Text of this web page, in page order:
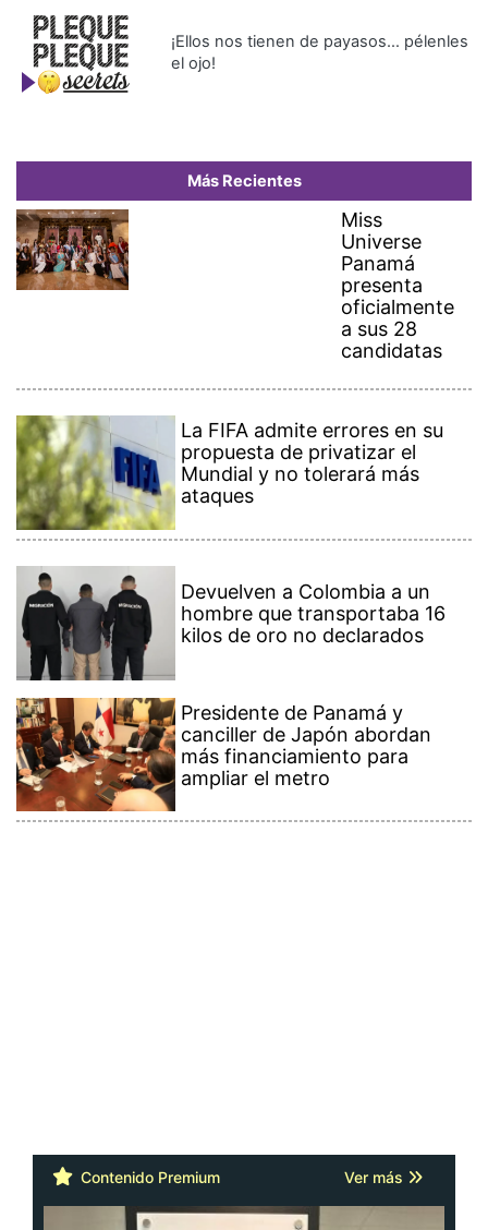
¡Ellos nos tienen de payasos… pélenles
el ojo!
Más Recientes
Miss
Universe
Panamá
presenta
oficialmente
a sus 28
candidatas
La FIFA admite errores en su
propuesta de privatizar el
Mundial y no tolerará más
ataques
Devuelven a Colombia a un
hombre que transportaba 16
kilos de oro no declarados
Presidente de Panamá y
canciller de Japón abordan
más financiamiento para
ampliar el metro
Contenido Premium Ver más